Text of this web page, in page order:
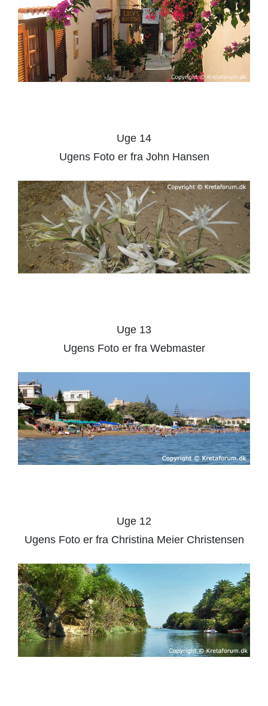
Uge 14
Ugens Foto er fra John Hansen
Uge 13
Ugens Foto er fra Webmaster
Uge 12
Ugens Foto er fra Christina Meier Christensen